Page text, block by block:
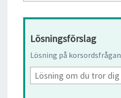
Lösningsförslag
Lösning på korsordsfrågan